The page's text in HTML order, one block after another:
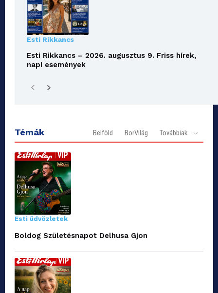
Esti Rikkancs
Esti Rikkancs – 2026. augusztus 9. Friss hírek,
napi események
Témák Belföld BorVilág Továbbiak
Esti üdvözletek
Boldog Születésnapot Delhusa Gjon